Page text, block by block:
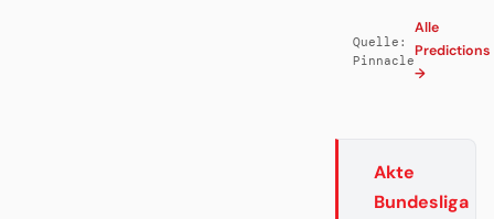
Quelle:
Pinnacle
Alle
Predictions
→
Akte
Bundesliga